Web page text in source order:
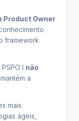
Product Owner
framework
I não
a
mais
ágeis,